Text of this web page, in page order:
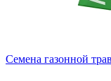
Семена газонной